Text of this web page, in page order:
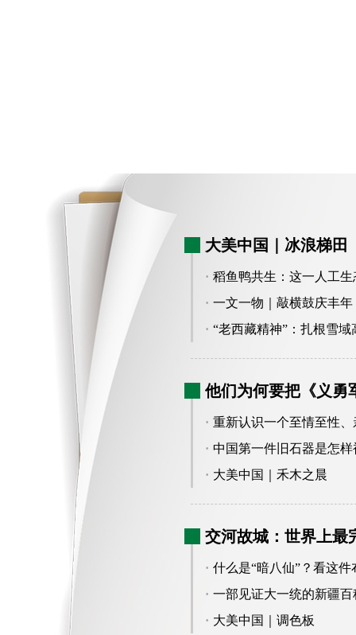
大美中国｜冰浪梯田
· 稻鱼鸭共生：这一人工
· 一文一物｜敲横鼓庆丰年
· “老西藏精神”：扎根雪
族团结进步故事
他们为何要把《义勇
· 重新认识一个至情至性
· 中国第一件旧石器是怎
· 大美中国｜禾木之晨
交河故城：世界上最
· 什么是“暗八仙”？看这
· 一部见证大一统的新疆
· 大美中国｜调色板